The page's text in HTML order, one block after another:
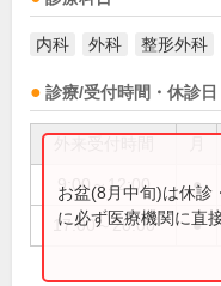
内科 外科 整形外科
診療/受付時間・休診日
9:00～12:00 ●
17:00～20:00 ●
お盆(8月中旬)は休診
に必ず医療機関に直